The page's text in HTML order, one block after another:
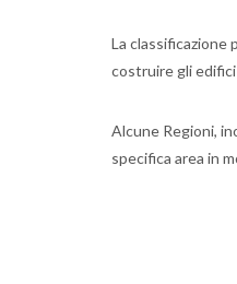
La
costruire gli
Alcune Regioni,
specifica area in